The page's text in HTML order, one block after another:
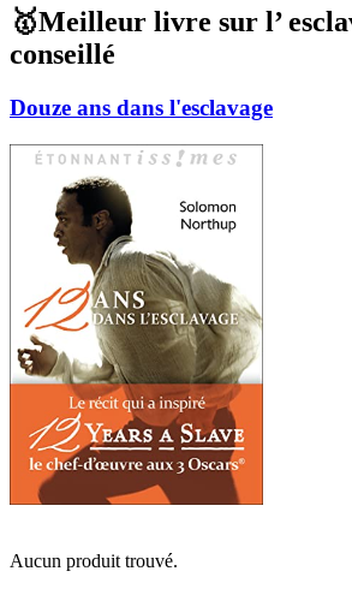
🥇Meilleur livre sur l’
conseillé
Douze ans dans l'esclavage
Aucun produit trouvé.